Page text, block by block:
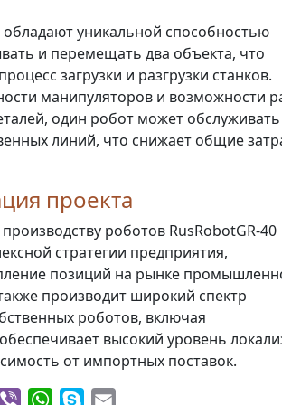
уникальной способностью
и перемещать два объекта, что
загрузки и разгрузки станков.
манипуляторов и возможности
один робот может обслуживать
линий, что снижает общие
проекта
роботов RusRobotGR-40
стратегии предприятия,
позиций на рынке
производит широкий спектр
роботов, включая
высокий уровень
от импортных поставок.
Telegram
Viber WhatsApp
Skype